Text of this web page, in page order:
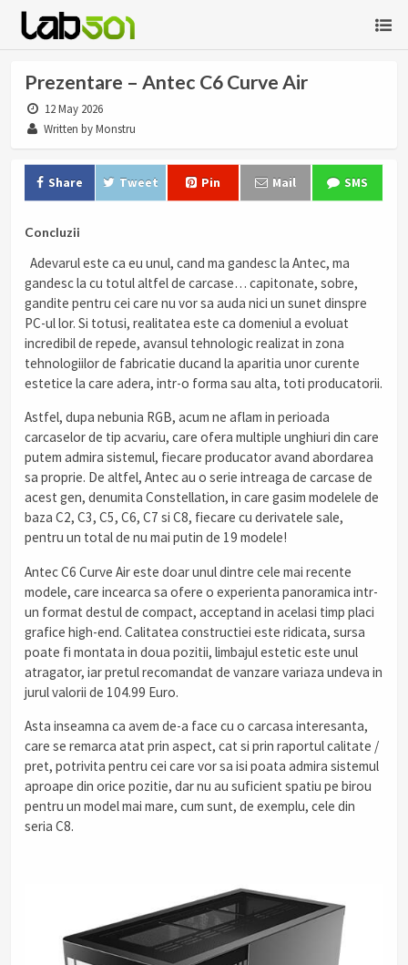
Prezentare – Antec C6 Curve Air
12 May 2026
Written by Monstru
Share Tweet Pin Mail SMS
Concluzii
Adevarul este ca eu unul, cand ma gandesc la Antec, ma
gandesc la cu totul altfel de carcase… capitonate, sobre,
gandite pentru cei care nu vor sa auda nici un sunet dinspre
PC-ul lor. Si totusi, realitatea este ca domeniul a evoluat
incredibil de repede, avansul tehnologic realizat in zona
tehnologiilor de fabricatie ducand la aparitia unor curente
estetice la care adera, intr-o forma sau alta, toti producatorii.
Astfel, dupa nebunia RGB, acum ne aflam in perioada
carcaselor de tip acvariu, care ofera multiple unghiuri din care
putem admira sistemul, fiecare producator avand abordarea
sa proprie. De altfel, Antec au o serie intreaga de carcase de
acest gen, denumita Constellation, in care gasim modelele de
baza C2, C3, C5, C6, C7 si C8, fiecare cu derivatele sale,
pentru un total de nu mai putin de 19 modele!
Antec C6 Curve Air este doar unul dintre cele mai recente
modele, care incearca sa ofere o experienta panoramica intr-
un format destul de compact, acceptand in acelasi timp placi
grafice high-end. Calitatea constructiei este ridicata, sursa
poate fi montata in doua pozitii, limbajul estetic este unul
atragator, iar pretul recomandat de vanzare variaza undeva in
jurul valorii de 104.99 Euro.
Asta inseamna ca avem de-a face cu o carcasa interesanta,
care se remarca atat prin aspect, cat si prin raportul calitate /
pret, potrivita pentru cei care vor sa isi poata admira sistemul
aproape din orice pozitie, dar nu au suficient spatiu pe birou
pentru un model mai mare, cum sunt, de exemplu, cele din
seria C8.